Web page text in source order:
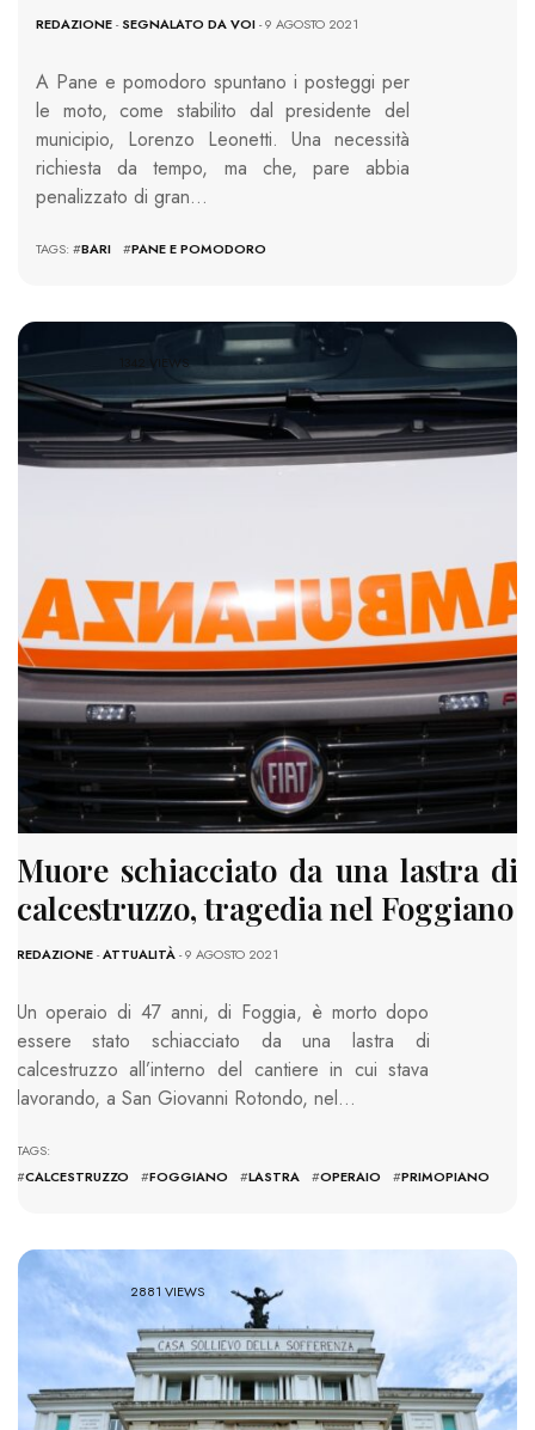
REDAZIONE-SEGNALATO DA VOI- 9 AGOSTO 2021
A Pane e pomodoro spuntano i posteggi per
le moto, come stabilito dal presidente del
municipio, Lorenzo Leonetti. Una necessità
richiesta da tempo, ma che, pare abbia
penalizzato di gran…
TAGS: #BARI #PANE E POMODORO
1342 VIEWS
Muore schiacciato da una lastra di
calcestruzzo, tragedia nel Foggiano
REDAZIONE-ATTUALITÀ- 9 AGOSTO 2021
Un operaio di 47 anni, di Foggia, è morto dopo
essere stato schiacciato da una lastra di
calcestruzzo all’interno del cantiere in cui stava
lavorando, a San Giovanni Rotondo, nel…
TAGS:
#CALCESTRUZZO #FOGGIANO #LASTRA #OPERAIO #PRIMOPIANO
2881 VIEWS